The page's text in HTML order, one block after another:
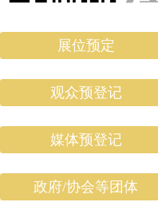
展位预定
观众预登记
媒体预登记
政府/协会等团体